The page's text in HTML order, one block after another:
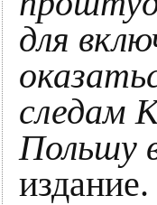
для
следам
Польшу
издание.